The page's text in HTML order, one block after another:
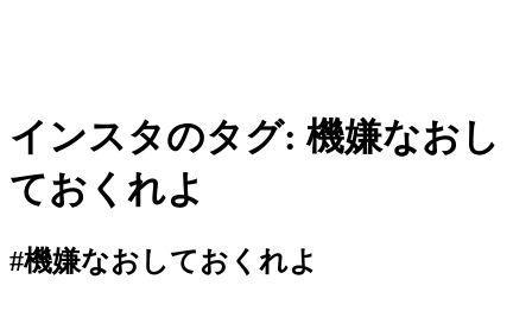
インスタのタグ: 機嫌なおし
ておくれよ
#機嫌なおしておくれよ